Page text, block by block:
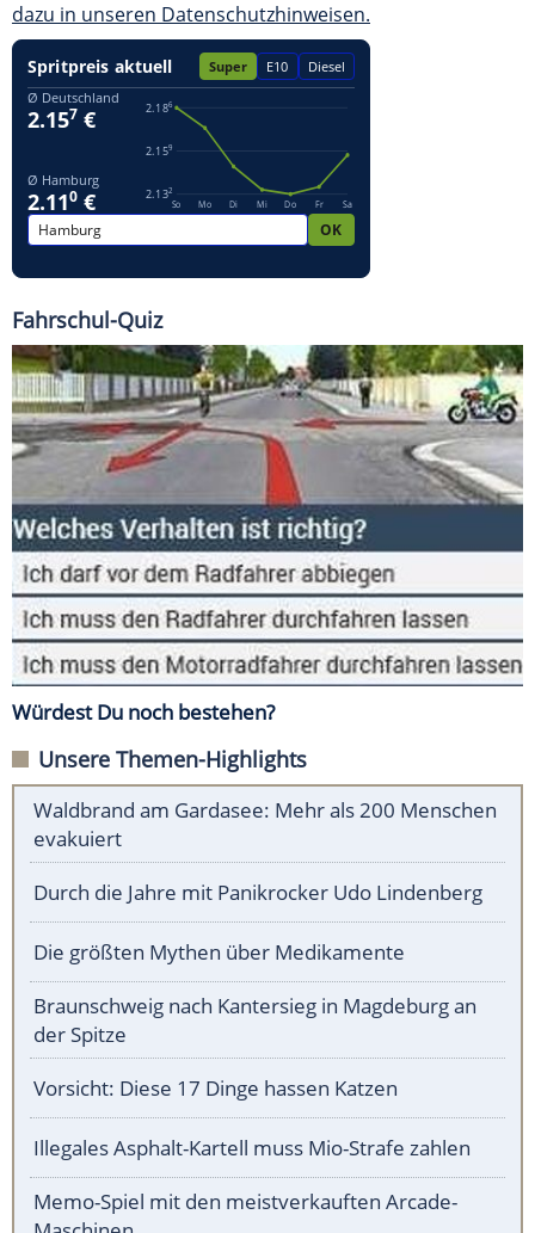
dazu in unseren Datenschutzhinweisen.
Fahrschul-Quiz
Würdest Du noch bestehen?
Unsere Themen-Highlights
Waldbrand am Gardasee: Mehr als 200 Menschen
evakuiert
Durch die Jahre mit Panikrocker Udo Lindenberg
Die größten Mythen über Medikamente
Braunschweig nach Kantersieg in Magdeburg an
der Spitze
Vorsicht: Diese 17 Dinge hassen Katzen
Illegales Asphalt-Kartell muss Mio-Strafe zahlen
Memo-Spiel mit den meistverkauften Arcade-